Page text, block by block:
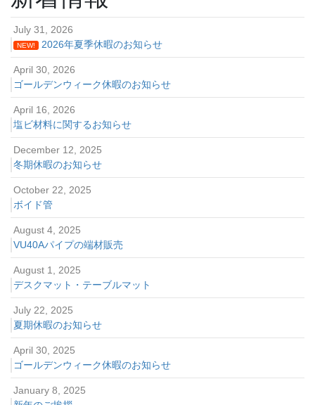
July 31, 2026
NEW! 2026年夏季休暇のお知らせ
April 30, 2026
ゴールデンウィーク休暇のお知らせ
April 16, 2026
塩ビ材料に関するお知らせ
December 12, 2025
冬期休暇のお知らせ
October 22, 2025
ボイド管
August 4, 2025
VU40Aパイプの端材販売
August 1, 2025
デスクマット・テーブルマット
July 22, 2025
夏期休暇のお知らせ
April 30, 2025
ゴールデンウィーク休暇のお知らせ
January 8, 2025